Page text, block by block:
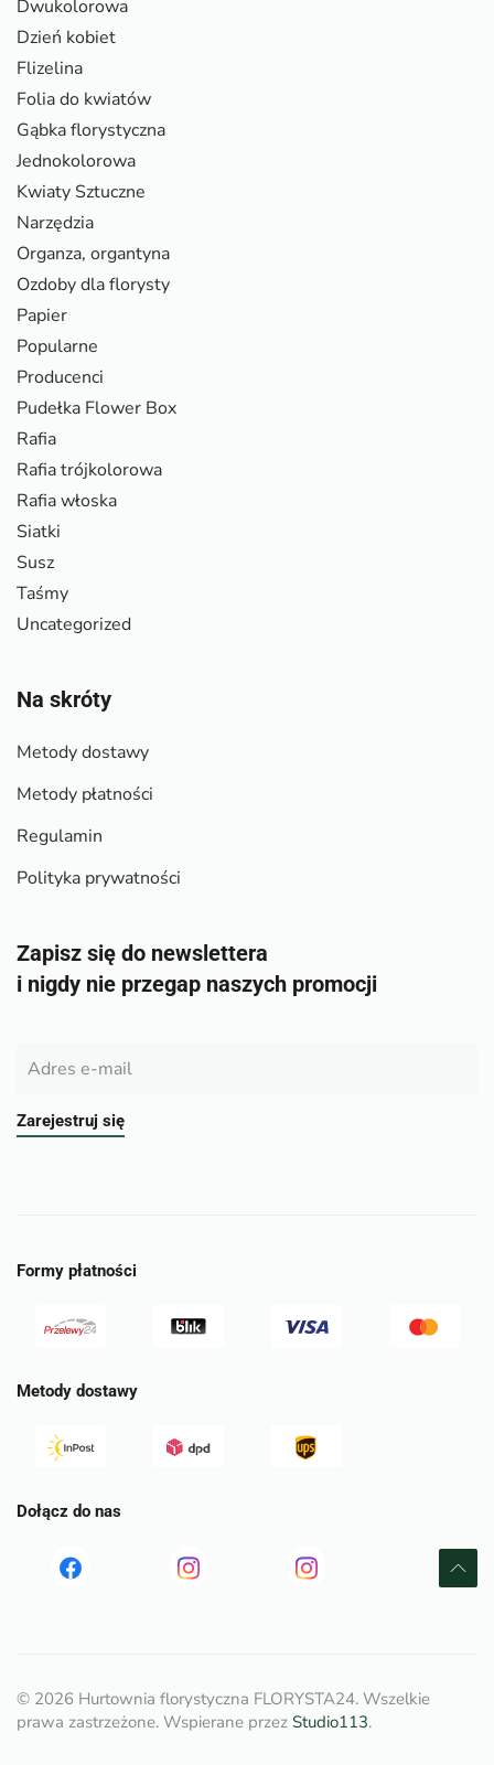
Dwukolorowa
Dzień kobiet
Flizelina
Folia do kwiatów
Gąbka florystyczna
Jednokolorowa
Kwiaty Sztuczne
Narzędzia
Organza, organtyna
Ozdoby dla florysty
Papier
Popularne
Producenci
Pudełka Flower Box
Rafia
Rafia trójkolorowa
Rafia włoska
Siatki
Susz
Taśmy
Uncategorized
Na skróty
Metody dostawy
Metody płatności
Regulamin
Polityka prywatności
Zapisz się do newslettera
i nigdy nie przegap naszych promocji
Zarejestruj się
Formy płatności
Metody dostawy
Dołącz do nas
© 2026 Hurtownia florystyczna FLORYSTA24. Wszelkie
prawa zastrzeżone. Wspierane przez Studio113.